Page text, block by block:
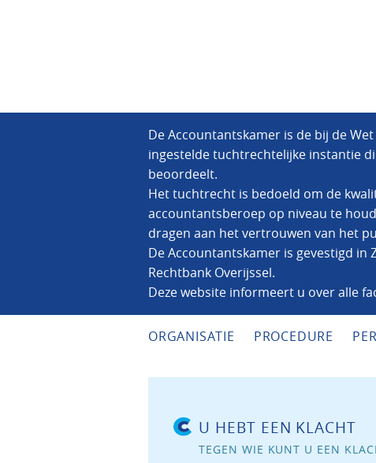
De Accountantskamer is de bij de
ingestelde tuchtrechtelijke instantie
beoordeelt.
Het tuchtrecht is bedoeld om de
accountantsberoep op niveau te
dragen aan het vertrouwen van het
De Accountantskamer is gevestigd
Rechtbank Overijssel.
Deze website informeert u over alle
ORGANISATIE PROCEDURE
U HEBT EEN KLACHT
TEGEN WIE KUNT U EEN